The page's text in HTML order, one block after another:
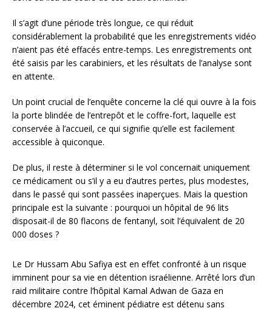
Il s’agit d’une période très longue, ce qui réduit
considérablement la probabilité que les enregistrements vidéo
n’aient pas été effacés entre-temps. Les enregistrements ont
été saisis par les carabiniers, et les résultats de l’analyse sont
en attente.
Un point crucial de l’enquête concerne la clé qui ouvre à la fois
la porte blindée de l’entrepôt et le coffre-fort, laquelle est
conservée à l’accueil, ce qui signifie qu’elle est facilement
accessible à quiconque.
De plus, il reste à déterminer si le vol concernait uniquement
ce médicament ou s’il y a eu d’autres pertes, plus modestes,
dans le passé qui sont passées inaperçues. Mais la question
principale est la suivante : pourquoi un hôpital de 96 lits
disposait-il de 80 flacons de fentanyl, soit l’équivalent de 20
000 doses ?
Le Dr Hussam Abu Safiya est en effet confronté à un risque
imminent pour sa vie en détention israélienne. Arrêté lors d’un
raid militaire contre l’hôpital Kamal Adwan de Gaza en
décembre 2024, cet éminent pédiatre est détenu sans